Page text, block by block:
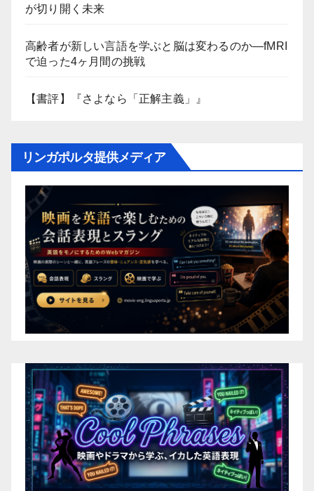
が切り開く未来
高齢者が新しい言語を学ぶと脳は変わるのか―fMRI
で迫った4ヶ月間の挑戦
【書評】『さよなら「正解主義」』
リンガポルタ提供メディア